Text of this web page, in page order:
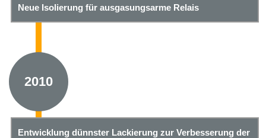
Neue Isolierung für ausgasungsarme Relais
2010
Entwicklung dünnster Lackierung zur Verbesserung der